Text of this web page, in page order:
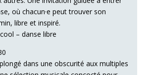
où chacun·e peut trouver son
libre et inspiré.
– danse libre
dans une obscurité aux multiples